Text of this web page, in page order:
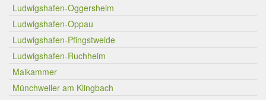
Ludwigshafen-Oggersheim
Ludwigshafen-Oppau
Ludwigshafen-Pfingstweide
Ludwigshafen-Ruchheim
Maikammer
Münchweiler am Klingbach